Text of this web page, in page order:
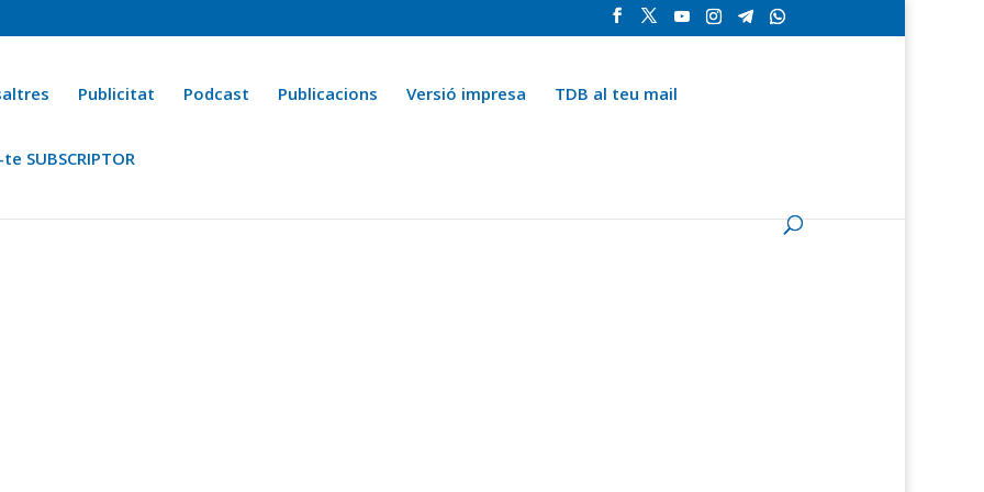
Publicitat Podcast Publicacions Versió impresa TDB al teu mail
SUBSCRIPTOR
Ara fa 25 anys